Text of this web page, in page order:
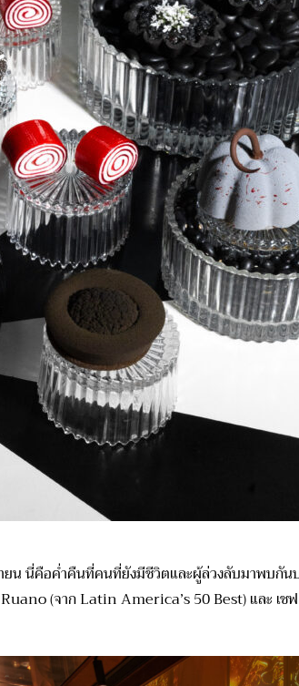
น นี่คือค่ำคืนที่คนที่ยังมีชีวิตและผู้ล่วงลับมาพบกัน
Ruano (จาก Latin America’s 50 Best) และ